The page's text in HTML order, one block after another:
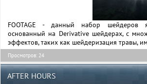
FOOTAGE - данный набор шейдеров
основанный на Derivative шейдерах, с
эффектов, таких как шейдеризация травы,
Просмотров: 24
AFTER HOURS